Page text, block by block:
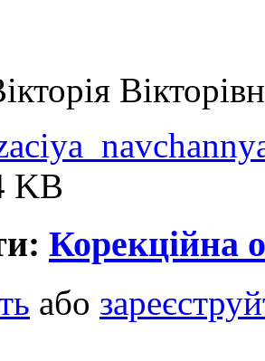
KB
Корекційна
або